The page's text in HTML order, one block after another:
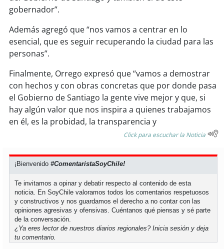
soytalcahuano
soyconcepción
soyarauco
soytemuco
soyosorno
soypuertomontt
soychiloé
gobernador”.
Además agregó que “nos vamos a centrar en lo
esencial, que es seguir recuperando la ciudad para las
personas”.
Finalmente, Orrego expresó que “vamos a demostrar
con hechos y con obras concretas que por donde pasa
el Gobierno de Santiago la gente vive mejor y que, si
hay algún valor que nos inspira a quienes trabajamos
en él, es la probidad, la transparencia y
Click para escuchar la Noticia
¡Bienvenido#ComentaristaSoyChile!
Te invitamos a opinar y debatir respecto al contenido de esta
noticia. En SoyChile valoramos todos los comentarios respetuosos
y constructivos y nos guardamos el derecho a no contar con las
opiniones agresivas y ofensivas. Cuéntanos qué piensas y sé parte
de la conversación.
¿Ya eres lector de nuestros diarios regionales?Inicia sesión y deja
tu comentario.